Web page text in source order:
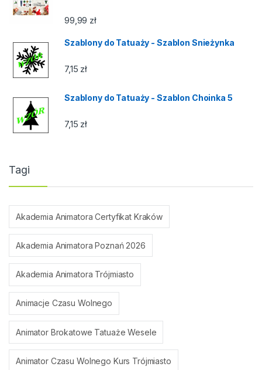
99,99 zł
Szablony do Tatuaży - Szablon Snieżynka
7,15 zł
Szablony do Tatuaży - Szablon Choinka 5
7,15 zł
Tagi
Akademia Animatora Certyfikat Kraków
Akademia Animatora Poznań 2026
Akademia Animatora Trójmiasto
Animacje Czasu Wolnego
Animator Brokatowe Tatuaże Wesele
Animator Czasu Wolnego Kurs Trójmiasto